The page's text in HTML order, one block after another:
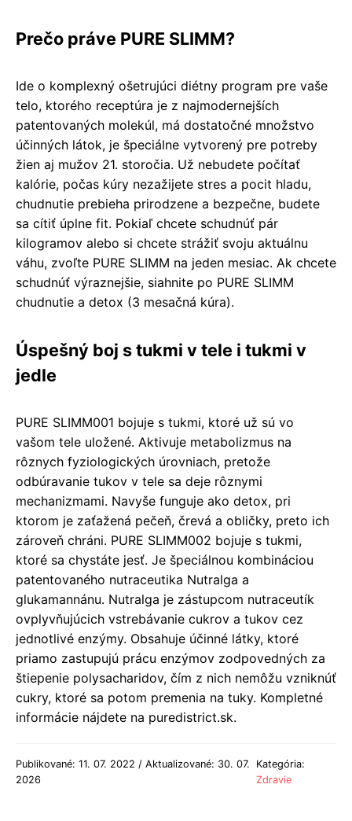
Prečo práve PURE SLIMM?
Ide o komplexný ošetrujúci diétny program pre vaše
telo, ktorého receptúra ​​je z najmodernejších
patentovaných molekúl, má dostatočné množstvo
účinných látok, je špeciálne vytvorený pre potreby
žien aj mužov 21. storočia. Už nebudete počítať
kalórie, počas kúry nezažijete stres a pocit hladu,
chudnutie prebieha prirodzene a bezpečne, budete
sa cítiť úplne fit. Pokiaľ chcete schudnúť pár
kilogramov alebo si chcete strážiť svoju aktuálnu
váhu, zvoľte PURE SLIMM na jeden mesiac. Ak chcete
schudnúť výraznejšie, siahnite po PURE SLIMM
chudnutie a detox (3 mesačná kúra).
Úspešný boj s tukmi v tele i tukmi v
jedle
PURE SLIMM001 bojuje s tukmi, ktoré už sú vo
vašom tele uložené. Aktivuje metabolizmus na
rôznych fyziologických úrovniach, pretože
odbúravanie tukov v tele sa deje rôznymi
mechanizmami. Navyše funguje ako detox, pri
ktorom je zaťažená pečeň, črevá a obličky, preto ich
zároveň chráni. PURE SLIMM002 bojuje s tukmi,
ktoré sa chystáte jesť. Je špeciálnou kombináciou
patentovaného nutraceutika Nutralga a
glukamannánu. Nutralga je zástupcom nutraceutík
ovplyvňujúcich vstrebávanie cukrov a tukov cez
jednotlivé enzýmy. Obsahuje účinné látky, ktoré
priamo zastupujú prácu enzýmov zodpovedných za
štiepenie polysacharidov, čím z nich nemôžu vzniknúť
cukry, ktoré sa potom premenia na tuky. Kompletné
informácie nájdete na puredistrict.sk.
Publikované: 11. 07. 2022 / Aktualizované: 30. 07.
2026
Kategória:
Zdravie